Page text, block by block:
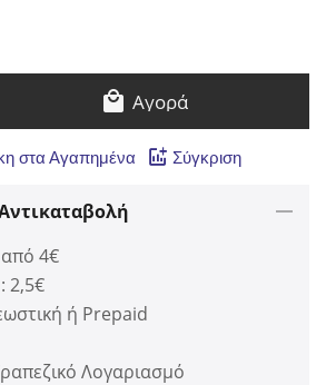
Αγορά
στα Αγαπημένα Σύγκριση
4€
2,5€
ή Prepaid
Λογαριασμό